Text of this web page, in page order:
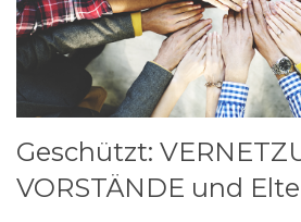
Geschützt:
VORSTÄNDE und